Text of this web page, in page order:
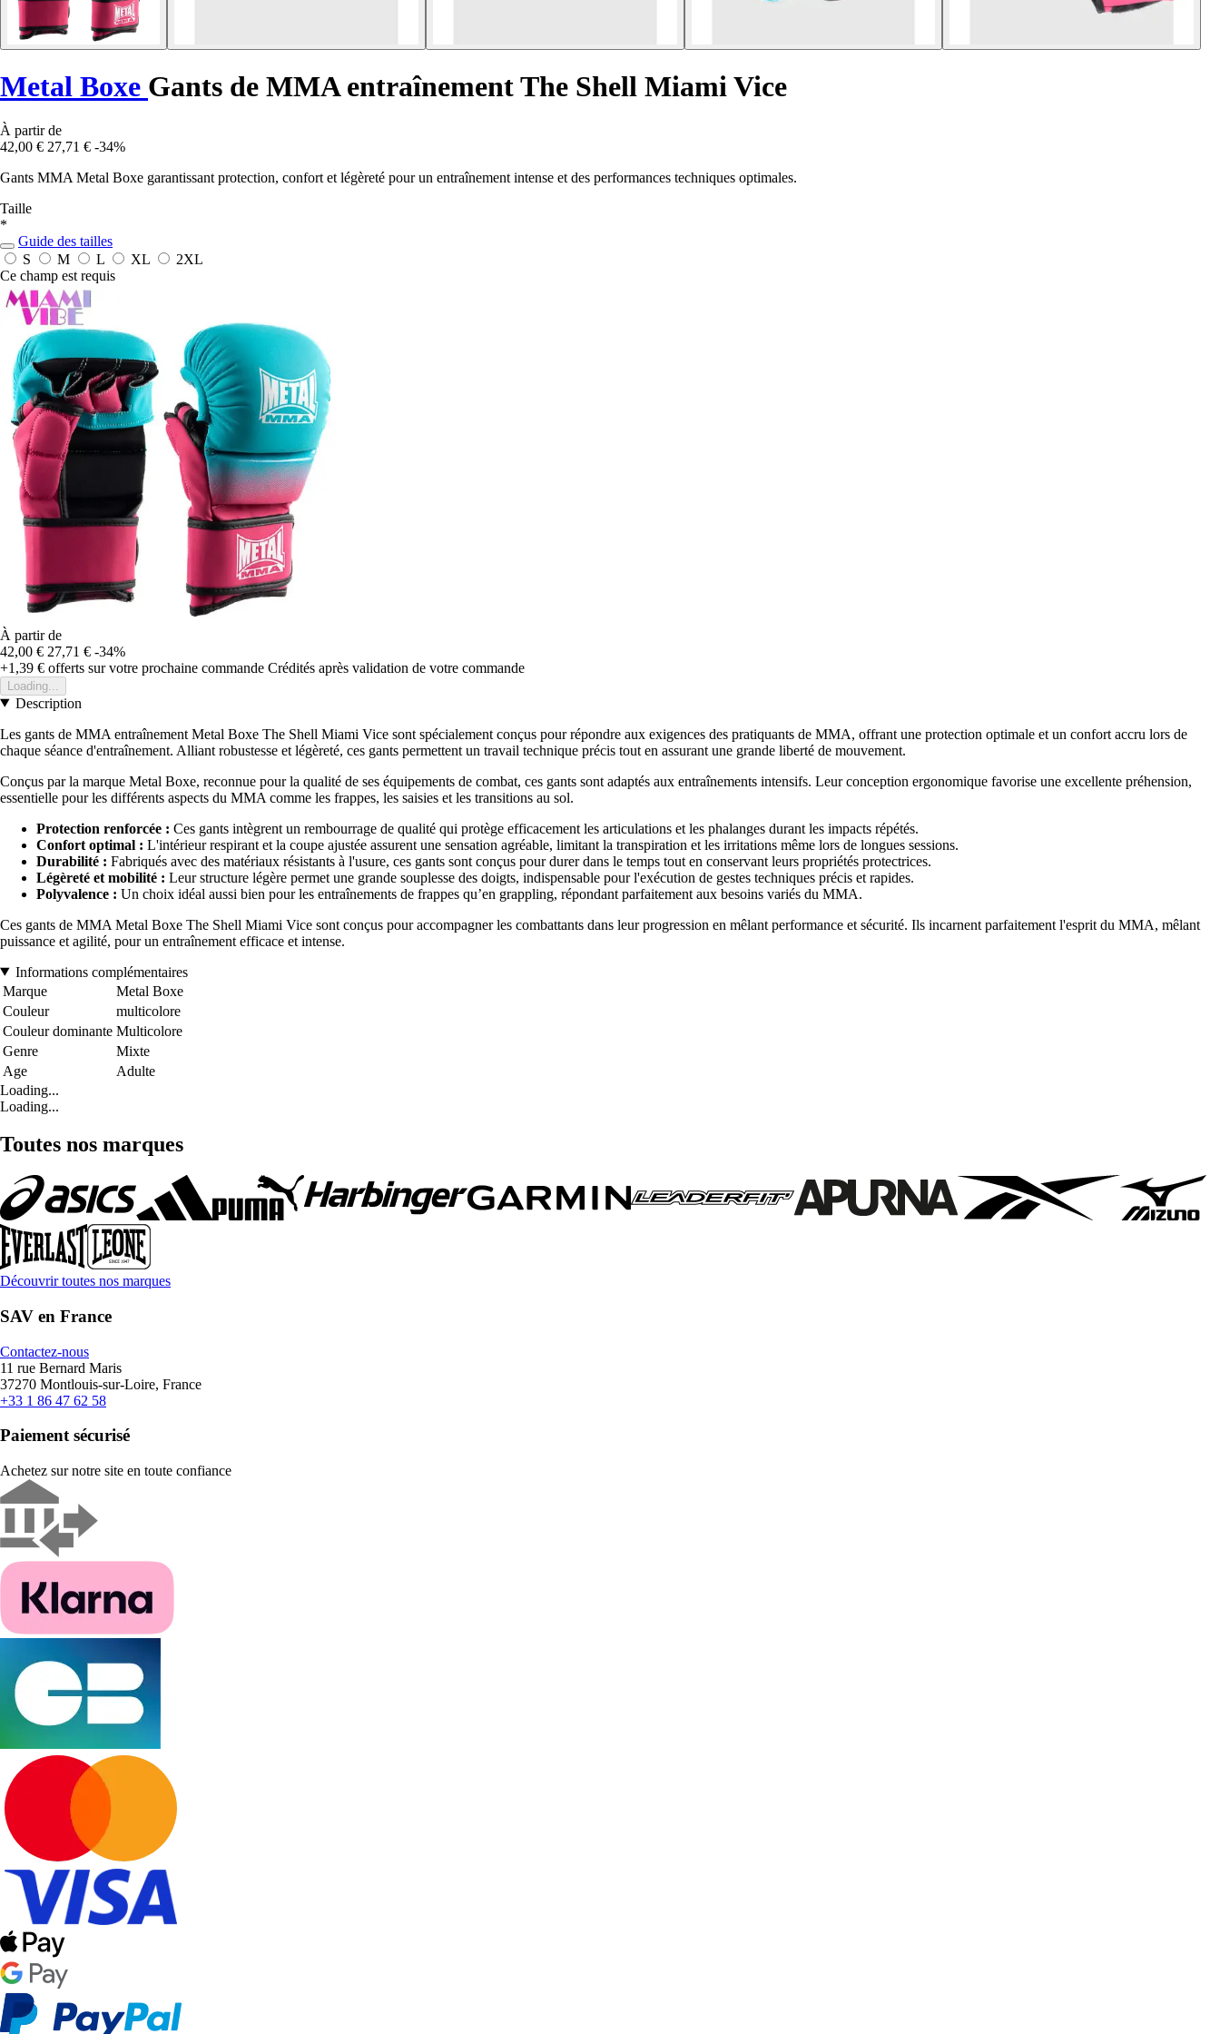
Metal Boxe Gants de MMA entraînement The Shell Miami Vice
À partir de
42,00 € 27,71 € -34%
Gants MMA Metal Boxe garantissant protection, confort et légèreté pour un entraînement intense et des performances techniques optimales.
Taille
*
Guide des tailles
S
M L XL
2XL
Ce champ est requis
À partir de
42,00 € 27,71 € -34%
+1,39 € offerts sur votre prochaine commande Crédités après validation de votre commande
Loading...
Description
Les gants de MMA entraînement Metal Boxe The Shell Miami Vice sont spécialement conçus pour répondre aux exigences des pratiquants de MMA, offrant une protection optimale et un confort accru lors de
chaque séance d'entraînement. Alliant robustesse et légèreté, ces gants permettent un travail technique précis tout en assurant une grande liberté de mouvement.
Conçus par la marque Metal Boxe, reconnue pour la qualité de ses équipements de combat, ces gants sont adaptés aux entraînements intensifs. Leur conception ergonomique favorise une excellente préhension,
essentielle pour les différents aspects du MMA comme les frappes, les saisies et les transitions au sol.
Protection renforcée : Ces gants intègrent un rembourrage de qualité qui protège efficacement les articulations et les phalanges durant les impacts répétés.
Confort optimal : L'intérieur respirant et la coupe ajustée assurent une sensation agréable, limitant la transpiration et les irritations même lors de longues sessions.
Durabilité : Fabriqués avec des matériaux résistants à l'usure, ces gants sont conçus pour durer dans le temps tout en conservant leurs propriétés protectrices.
Légèreté et mobilité : Leur structure légère permet une grande souplesse des doigts, indispensable pour l'exécution de gestes techniques précis et rapides.
Polyvalence : Un choix idéal aussi bien pour les entraînements de frappes qu’en grappling, répondant parfaitement aux besoins variés du MMA.
Ces gants de MMA Metal Boxe The Shell Miami Vice sont conçus pour accompagner les combattants dans leur progression en mêlant performance et sécurité. Ils incarnent parfaitement l'esprit du MMA, mêlant
puissance et agilité, pour un entraînement efficace et intense.
Informations complémentaires
Marque
Metal Boxe
Couleur
multicolore
Couleur dominante Multicolore
Genre
Mixte
Age
Adulte
Loading...
Loading...
Toutes nos marques
Découvrir toutes nos marques
SAV en France
Contactez-nous
11 rue Bernard Maris
37270 Montlouis-sur-Loire, France
+33 1 86 47 62 58
Paiement sécurisé
Achetez sur notre site en toute confiance